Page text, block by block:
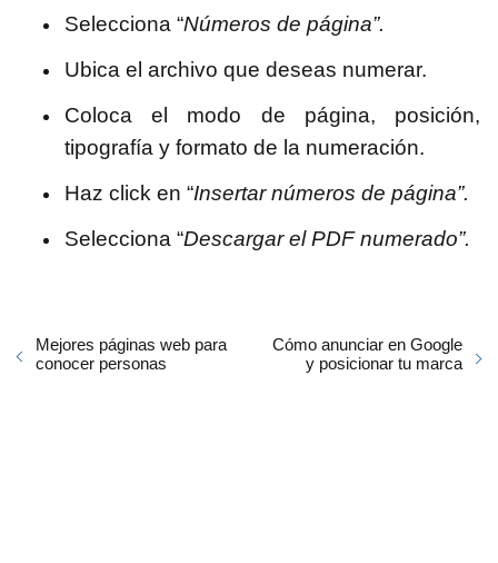
Selecciona “Números de página”.
Ubica el archivo que deseas numerar.
Coloca el modo de página, posición,
tipografía y formato de la numeración.
Haz click en “Insertar números de página”.
Selecciona “Descargar el PDF numerado”.
Mejores páginas web para
conocer personas
Cómo anunciar en Google
y posicionar tu marca